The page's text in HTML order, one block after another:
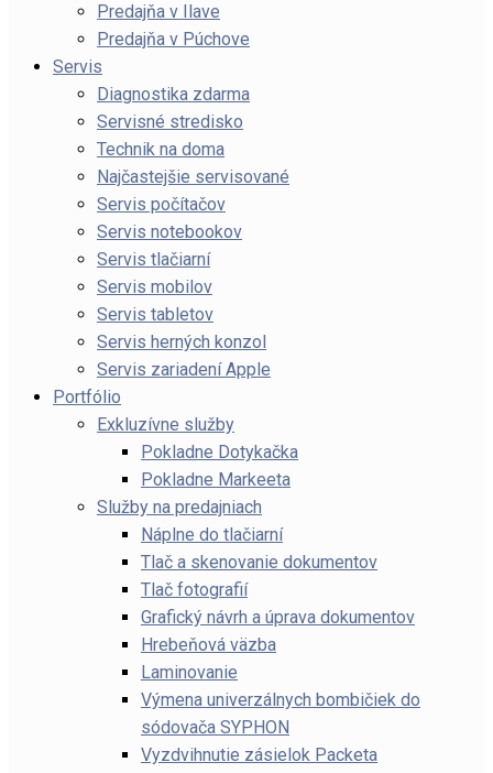
Predajňa v Ilave
Predajňa v Púchove
Servis
Diagnostika zdarma
Servisné stredisko
Technik na doma
Najčastejšie servisované
Servis počítačov
Servis notebookov
Servis tlačiarní
Servis mobilov
Servis tabletov
Servis herných konzol
Servis zariadení Apple
Portfólio
Exkluzívne služby
Pokladne Dotykačka
Pokladne Markeeta
Služby na predajniach
Náplne do tlačiarní
Tlač a skenovanie dokumentov
Tlač fotografií
Grafický návrh a úprava dokumentov
Hrebeňová väzba
Laminovanie
Výmena univerzálnych bombičiek do
sódovača SYPHON
Vyzdvihnutie zásielok Packeta